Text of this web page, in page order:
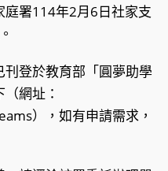
署114年2月6日社家支
登於教育部「圓夢助學
網址：
），如有申請需求，